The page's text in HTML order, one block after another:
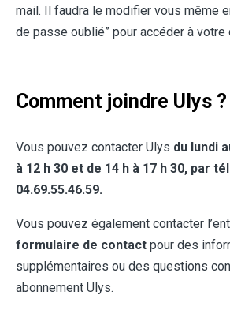
mail. Il faudra le modifier vous même
de passe oublié” pour accéder à votre
Comment joindre Ulys ?
Vous pouvez contacter Ulys du lundi
à 12 h 30 et de 14 h à 17 h 30, par
04.69.55.46.59.
Vous pouvez également contacter
formulaire de contact pour des
supplémentaires ou des questions
abonnement Ulys.